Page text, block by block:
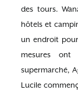
des tours.
hôtels et
un endroit
mesures ont
supermarché,
Lucile